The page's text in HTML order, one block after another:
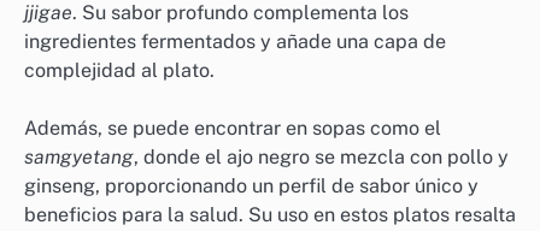
jjigae. Su sabor profundo complementa los
ingredientes fermentados y añade una capa de
complejidad al plato.
Además, se puede encontrar en sopas como el
samgyetang, donde el ajo negro se mezcla con pollo y
ginseng, proporcionando un perfil de sabor único y
beneficios para la salud. Su uso en estos platos resalta